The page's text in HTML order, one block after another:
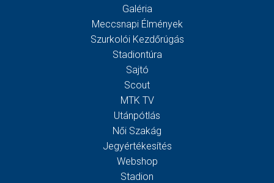
Galéria
Meccsnapi Élmények
Szurkolói Kezdőrúgás
Stadiontúra
Sajtó
Scout
MTK TV
Utánpótlás
Női Szakág
Jegyértékesítés
Webshop
Stadion